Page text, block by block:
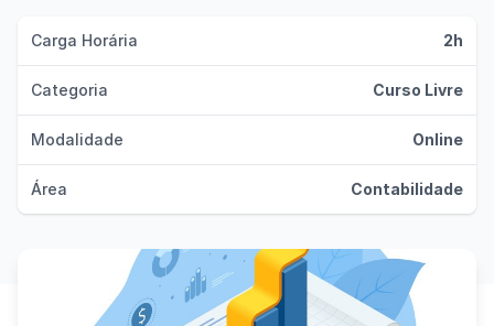
Carga Horária 2h
Categoria Curso Livre
Modalidade Online
Área Contabilidade